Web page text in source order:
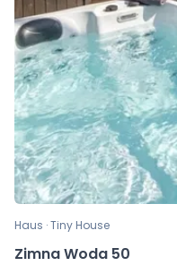
Haus · Tiny House
Zimna Woda 50